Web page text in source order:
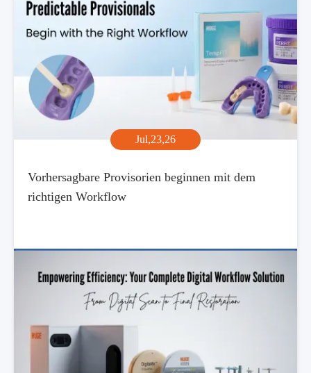
Jul,23,26
Vorhersagbare Provisorien beginnen mit dem
richtigen Workflow